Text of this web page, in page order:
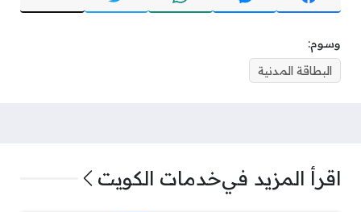
وسوم:
البطاقة المدنية
اقرأ المزيد فيخدمات الكويت